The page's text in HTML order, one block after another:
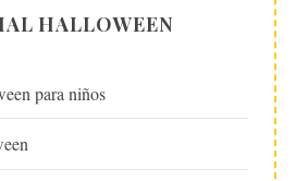
HALLOWEEN
para niños